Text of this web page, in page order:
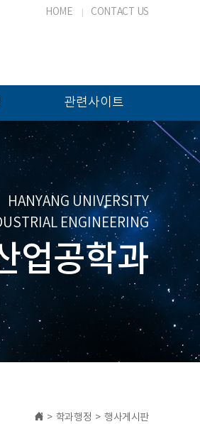
HOME CONTACT US
관련사이트
HANYANG UNIVERSITY
ENGINEERING
업공학과
> 학과행정 > 행사게시판